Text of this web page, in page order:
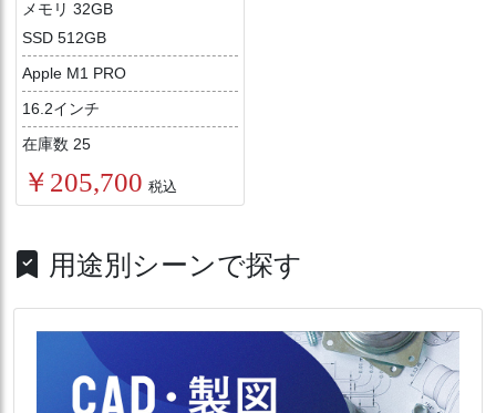
メモリ 32GB
SSD 512GB
Apple M1 PRO
16.2インチ
在庫数 25
￥205,700 税込
用途別シーンで探す